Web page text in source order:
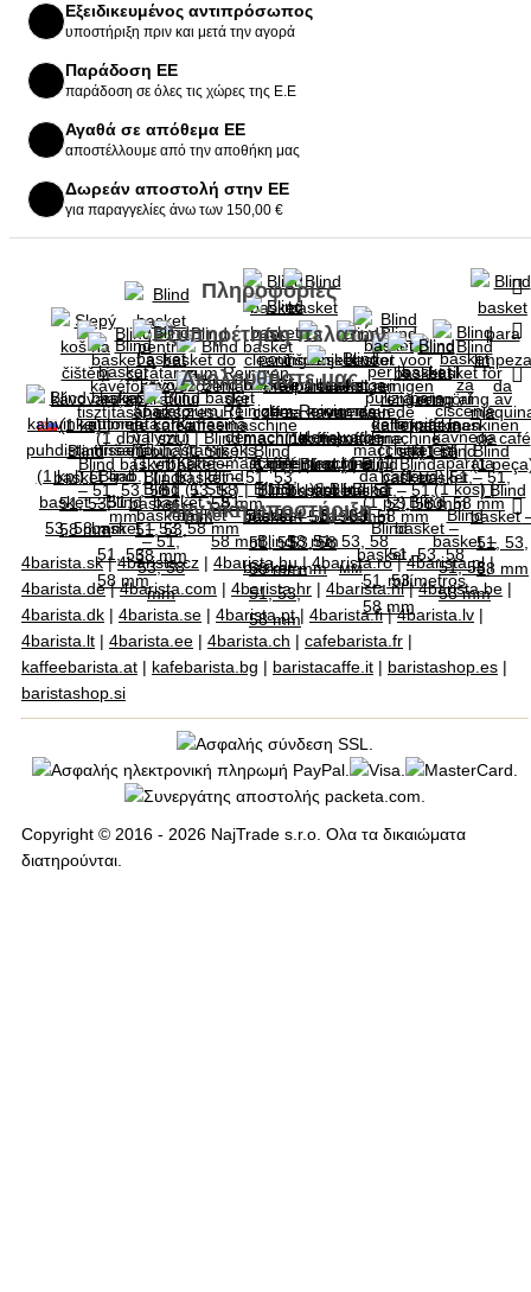
Εξειδικευμένος αντιπρόσωπος
υποστήριξη πριν και μετά την αγορά
Παράδοση ΕΕ
παράδοση σε όλες τις χώρες της Ε.Ε
Αγαθά σε απόθεμα ΕΕ
αποστέλλουμε από την αποθήκη μας
Δωρεάν αποστολή στην ΕΕ
για παραγγελίες άνω των 150,00 €
Πληροφορίες
Εξυπηρέτηση πελατών
Ακολουθήστε μας
Αγγλική υποστήριξη
4barista.sk|4barista.cz | 4barista.hu|4barista.ro|4barista.pl|
4barista.de|4barista.com | 4barista.hr | 4barista.nl|4barista.be |
4barista.dk | 4barista.se | 4barista.pt| 4barista.fi|4barista.lv |
4barista.lt | 4barista.ee | 4barista.ch | cafebarista.fr |
kaffeebarista.at | kafebarista.bg | baristacaffe.it | baristashop.es |
baristashop.si
Copyright © 2016 - 2026 NajTrade s.r.o. Ολα τα δικαιώματα
διατηρούνται.